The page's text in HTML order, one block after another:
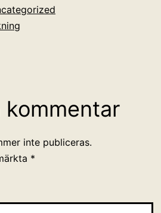
kommentar
inte publiceras.
*